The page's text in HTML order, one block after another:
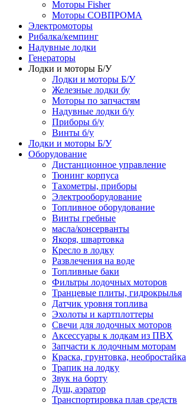
Моторы Fisher
Моторы СОВПРОМА
Электромоторы
Рибалка/кемпинг
Надувные лодки
Генераторы
Лодки и моторы Б/У
Лодки и моторы Б/У
Железные лодки бу
Моторы по запчастям
Надувные лодки б/у
Приборы б/у
Винты б/у
Лодки и моторы Б/У
Оборудование
Дистанционное управление
Тюнинг корпуса
Тахометры, приборы
Электрооборудование
Топливное оборудование
Винты гребные
масла/консерванты
Якоря, швартовка
Кресло в лодку
Развлечения на воде
Топливные баки
Фильтры лодочных моторов
Транцевые плиты, гидрокрылья
Датчик уровня топлива
Эхолоты и картплоттеры
Cвечи для лодочных моторов
Аксессуары к лодкам из ПВХ
Запчасти к лодочным моторам
Краска, грунтовка, необростайка
Трапик на лодку
Звук на борту
Душ, аэратор
Транспортировка плав средств